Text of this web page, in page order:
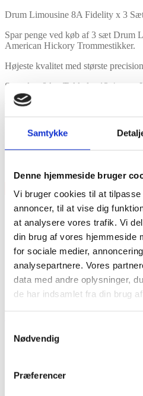
Samtykke
Denne hjemmeside bruger
Vi bruger cookies til at
annoncer, til at vise dig
at analysere vores trafik. Vi
din brug af vores hjemmeside
for sociale medier,
analysepartnere. Vores
data med andre oplysninger,
de har indsamlet fra din brug
Nødvendig
Præferencer
Drum Limousine 8A Fidelity x 3
Spar penge ved køb af 3 sæt Drum
American Hickory Trommestikker.
Højeste kvalitet med største
Størrelse: 8A – Tykkelse 13,4mm –
Træsort: Selected American Hickory
Features